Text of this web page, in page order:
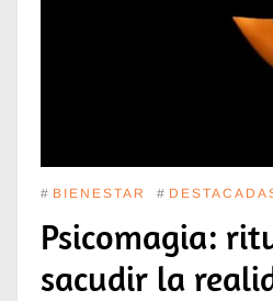
# BIENESTAR #
Psicomagia:
sacudir la